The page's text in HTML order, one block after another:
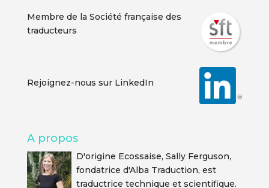
Membre de la Société française des
traducteurs
Rejoignez-nous sur LinkedIn
A propos
D'origine Ecossaise, Sally Ferguson,
fondatrice d'Alba Traduction, est
traductrice technique et scientifique.